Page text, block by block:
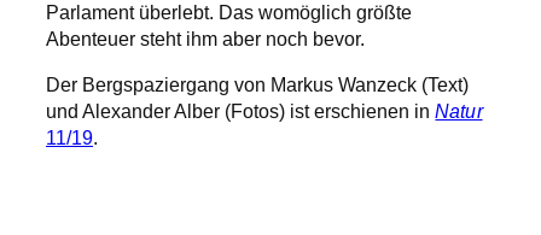
Parlament überlebt. Das womöglich größte
Abenteuer steht ihm aber noch bevor.
Der Bergspaziergang von Markus Wanzeck (Text)
und Alexander Alber (Fotos) ist erschienen inNatur
11/19.